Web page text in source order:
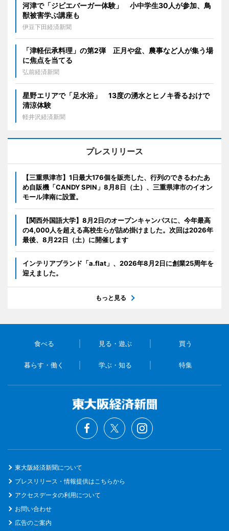
河津で「ジビエバーガー体験」 小中学生30人が参加、鳥
獣被害学ぶ講座も
伊豆下田経済新聞
「津軽伝承料理」の第2弾 正月や盆、農事など人が集う場
に焦点を当てる
弘前経済新聞
星野エリアで「足水浴」 13度の湧水とヒノキ香るおけで
清涼体験
軽井沢経済新聞
プレスリリース
【三重県津市】1日最大176個を販売した、行列のできるわたあ
め自販機「CANDY SPIN」8月8日（土）、三重県津市のイオン
モール津南に設置。
【関西外国語大学】8月2日のオープンキャンパスに、今年最高
の4,000人を超える高校生らが詰め掛けました。次回は2026年
最後、8月22日（土）に開催します
インテリアブランド「a.flat」、2026年8月2日に創業25周年を
迎えました。
もっと見る
食べる 見る・遊ぶ 買う
暮らす・働く 学ぶ・知る 特集
東大阪経済新聞について
プレスリリース・情報提供はこちらから
アクセスデータの利用について
お問い合わせ
広告のご案内